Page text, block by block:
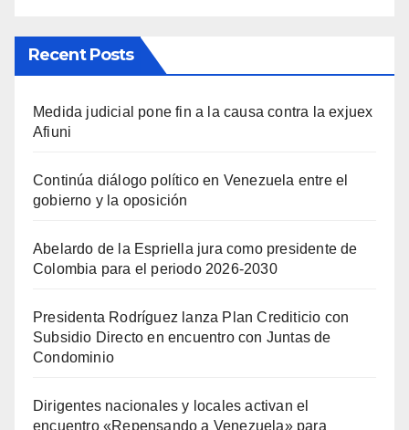
Recent Posts
Medida judicial pone fin a la causa contra la exjuex
Afiuni
Continúa diálogo político en Venezuela entre el
gobierno y la oposición
Abelardo de la Espriella jura como presidente de
Colombia para el periodo 2026-2030
Presidenta Rodríguez lanza Plan Crediticio con
Subsidio Directo en encuentro con Juntas de
Condominio
Dirigentes nacionales y locales activan el
encuentro «Repensando a Venezuela» para